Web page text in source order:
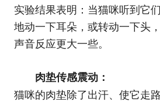
实验结果表明：当猫咪听到它
地动一下耳朵，或转动一下头
声音反应更大一些。
肉垫传感震动：
猫咪的肉垫除了出汗、使它走